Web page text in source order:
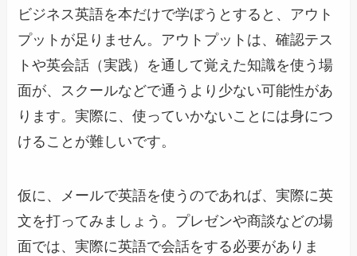
ビジネス英語を本だけで学ぼうとすると、アウト
プットが足りません。アウトプットは、確認テス
トや英会話（実践）を通して覚えた知識を使う場
面が、スクールなどで通うより少ない可能性があ
ります。実際に、使っていかないことには身につ
けることが難しいです。
仮に、メールで英語を使うのであれば、実際に英
文を打ってみましょう。プレゼンや商談などの場
面では、実際に英語で会話をする必要がありま